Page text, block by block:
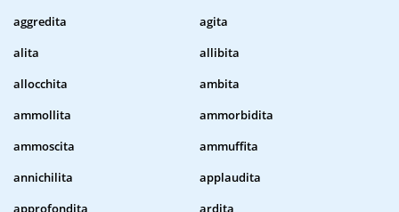
aggredita
agita
alita
allibita
allocchita
ambita
ammollita
ammorbidita
ammoscita
ammuffita
annichilita
applaudita
approfondita
ardita